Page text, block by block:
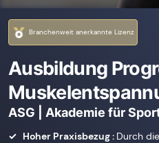
Branchenweit anerkannte Lizenz
Ausbildung
ASG | Akademie für
Hoher Praxisbezug : Durch